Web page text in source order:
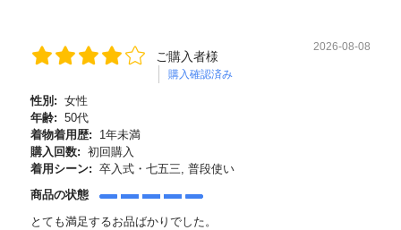
ご購入者様
購入確認済み
2026-08-08
性別: 女性
年齢: 50代
着物着用歴:
1年未満
購入回数: 初回購入
着用シーン: 卒入式・七五三, 普段使い
商品の状態
とても満足するお品ばかりでした。